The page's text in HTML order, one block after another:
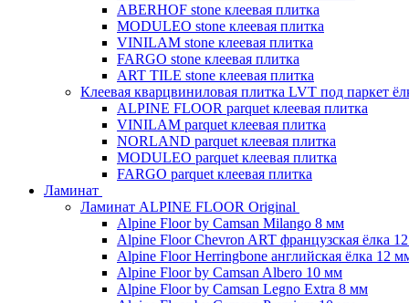
ABERHOF stone клеевая плитка
MODULEO stone клеевая плитка
VINILAM stone клеевая плитка
FARGO stone клеевая плитка
ART TILE stone клеевая плитка
Клеевая кварцвиниловая плитка LVT под паркет
ALPINE FLOOR parquet клеевая плитка
VINILAM parquet клеевая плитка
NORLAND parquet клеевая плитка
MODULEO parquet клеевая плитка
FARGO parquet клеевая плитка
Ламинат
Ламинат ALPINE FLOOR Original
Alpine Floor by Camsan Milango 8 мм
Alpine Floor Chevron ART французская ёлка
Alpine Floor Herringbone английская ёлка 12
Alpine Floor by Camsan Albero 10 мм
Alpine Floor by Camsan Legno Extra 8 мм